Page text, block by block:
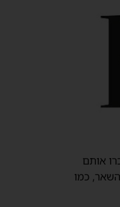
אותם
השאר, כמו